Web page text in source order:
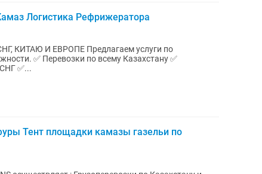
Логистика Рефрижератора
Предлагаем услуги по
✅
✅...
Тент площадки камазы газельи по